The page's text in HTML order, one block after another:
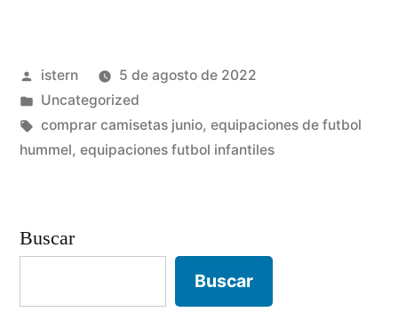
ball
z»
Publicado
por
istern
5 de agosto de 2022
Publicado
en
Uncategorized
Etiquetas:
comprar camisetas junio, equipaciones de futbol
hummel, equipaciones futbol infantiles
Buscar
Buscar